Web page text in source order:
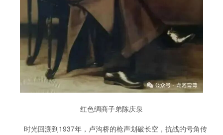
红色绸商子弟陈庆泉
时光回溯到1937年，卢沟桥的枪声划破长空，抗战的号角传